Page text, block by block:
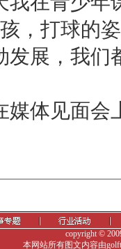
，打球的
发展，我们
体见面会
copyright ©
本网站所有图文内容由